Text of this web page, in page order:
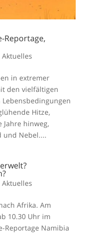
Reportage,
Aktuelles
in extremer
den vielfältigen
Hitze,
Jahre hinweg,
und Nebel....
Aktuelles
Afrika. Am
10.30 Uhr im
Reportage Namibia